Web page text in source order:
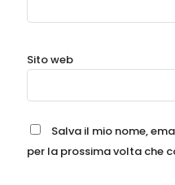
Sito web
Salva il mio nome,
per la prossima volta che